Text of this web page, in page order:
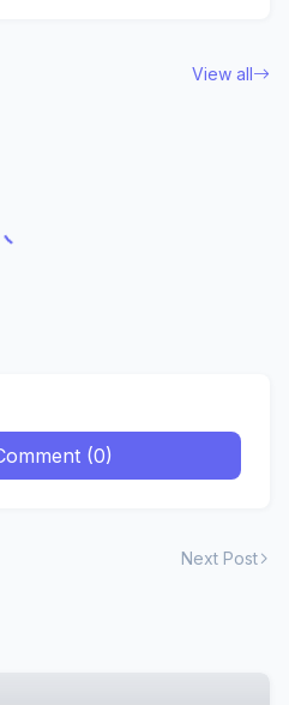
View all
(0)
Next Post